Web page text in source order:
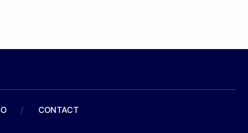
/ CONTACT